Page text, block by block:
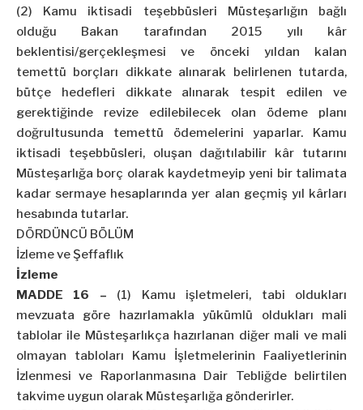
(2) Kamu iktisadi teşebbüsleri Müsteşarlığın bağlı
olduğu Bakan tarafından 2015 yılı kâr
beklentisi/gerçekleşmesi ve önceki yıldan kalan
temettü borçları dikkate alınarak belirlenen tutarda,
bütçe hedefleri dikkate alınarak tespit edilen ve
gerektiğinde revize edilebilecek olan ödeme planı
doğrultusunda temettü ödemelerini yaparlar. Kamu
iktisadi teşebbüsleri, oluşan dağıtılabilir kâr tutarını
Müsteşarlığa borç olarak kaydetmeyip yeni bir talimata
kadar sermaye hesaplarında yer alan geçmiş yıl kârları
hesabında tutarlar.
DÖRDÜNCÜ BÖLÜM
İzleme ve Şeffaflık
İzleme
MADDE 16 – (1) Kamu işletmeleri, tabi oldukları
mevzuata göre hazırlamakla yükümlü oldukları mali
tablolar ile Müsteşarlıkça hazırlanan diğer mali ve mali
olmayan tabloları Kamu İşletmelerinin Faaliyetlerinin
İzlenmesi ve Raporlanmasına Dair Tebliğde belirtilen
takvime uygun olarak Müsteşarlığa gönderirler.